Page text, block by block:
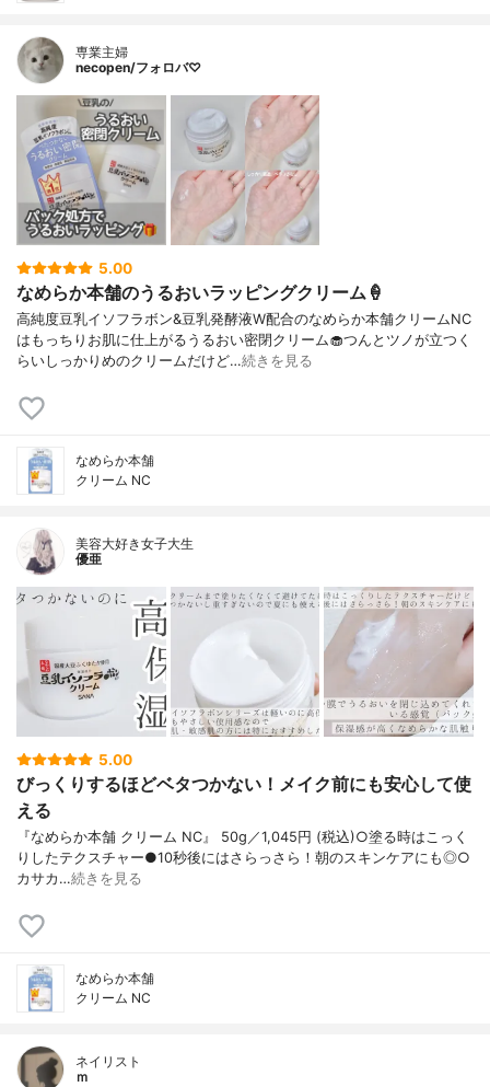
専業主婦
necopen/フォロバ♡
5.00
なめらか本舗のうるおいラッピングクリーム🍦
高純度豆乳イソフラボン&豆乳発酵液W配合のなめらか本舗クリームNC
はもっちりお肌に仕上がるうるおい密閉クリーム🧁つんとツノが立つく
らいしっかりめのクリームだけど…続きを見る
なめらか本舗
クリーム NC
美容大好き女子大生
優亜
5.00
びっくりするほどベタつかない！メイク前にも安心して使
える
『なめらか本舗 クリーム NC』 50g／1,045円 (税込)○塗る時はこっく
りしたテクスチャー●10秒後にはさらっさら！朝のスキンケアにも◎○
カサカ…続きを見る
なめらか本舗
クリーム NC
ネイリスト
ｍ